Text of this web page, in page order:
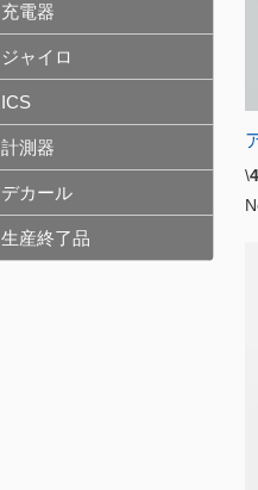
\
充電器
ジャイロ
ICS
計測器
デカール
生産終了品